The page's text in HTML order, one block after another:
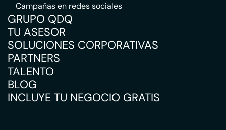
Campañas en redes sociales
GRUPO QDQ
TU ASESOR
SOLUCIONES CORPORATIVAS
PARTNERS
TALENTO
BLOG
INCLUYE TU NEGOCIO GRATIS